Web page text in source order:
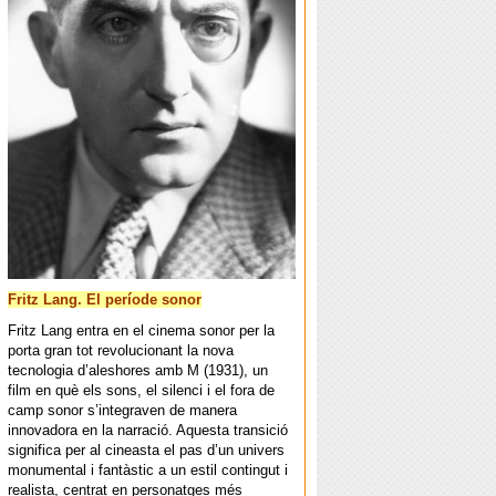
Fritz Lang. El període sonor
Fritz Lang entra en el cinema sonor per la
porta gran tot revolucionant la nova
tecnologia d’aleshores amb M (1931), un
film en què els sons, el silenci i el fora de
camp sonor s’integraven de manera
innovadora en la narració. Aquesta transició
significa per al cineasta el pas d’un univers
monumental i fantàstic a un estil contingut i
realista, centrat en personatges més